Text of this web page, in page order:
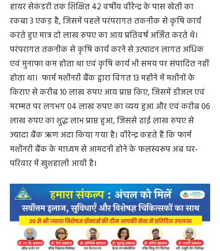
हायर सेकंडरी तक शिक्षित 42 वर्षीय वीरेन्द्र के पास खेती का
रकबा 3 एकड़ है, जिसमें पहले परंपरागत तकनीक से कृषि कार्य
करते हुए मात्र दो लाख रुपए का आय प्रतिवर्ष अर्जित करते थे।
परंपरागत तकनीक से कृषि कार्य करने से उत्पादन लागत अधिक
एवं मुनाफा कम होता था एवं कृषि कार्य भी समय पर संपादित नहीं
होता था। फार्म मशीनरी बैंक द्वारा विगत 13 महीने में मशीनों के
किराए से करीब 10 लाख रुपए आय प्राप्त किए, जिसमें डीजल एवं
मरम्मत पर लगभग 04 लाख रुपए का व्यय हुआ और एवं करीब 06
लाख रुपए का शुद्ध लाभ प्राप्त हुआ, जिससे ढाई लाख रुपए से
ज्यादा बैंक ऋण अदा किया गया है। वीरेन्द्र कहते हैं कि फार्म
मशीनरी बैंक के माध्यम से आमदनी होने के फलस्वरूप अब घर-
परिवार में खुशहाली आयी है।